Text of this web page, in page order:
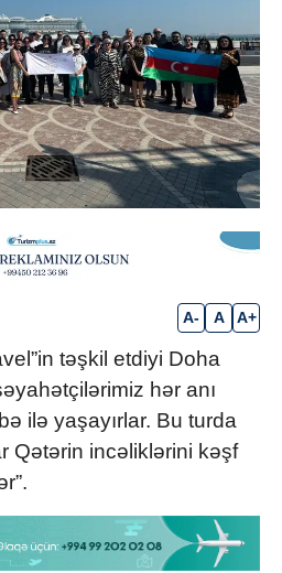
A- A A+
təşkil etdiyi Doha
hər anı
ilə yaşayırlar. Bu turda
Qətərin incəliklərini kəşf